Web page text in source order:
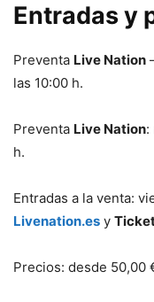
Entradas y
Preventa Live Nation
las 10:00 h.
Preventa Live Nation:
h.
Entradas a la venta:
Livenation.es y
Precios: desde 50,00